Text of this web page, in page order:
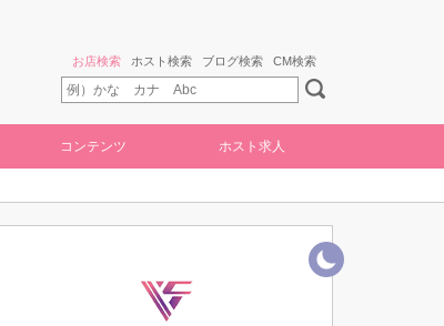
お店検索 ホスト検索 ブログ検索 CM検索
コンテンツ ホスト求人